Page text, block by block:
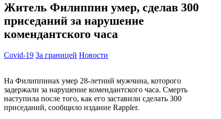
Житель Филиппин умер, сделав 300
приседаний за нарушение
комендантского часа
Covid-19 За границей Новости
На Филиппинах умер 28-летний мужчина, которого
задержали за нарушение комендантского часа. Смерть
наступила после того, как его заставили сделать 300
приседаний, сообщило издание Rappler.